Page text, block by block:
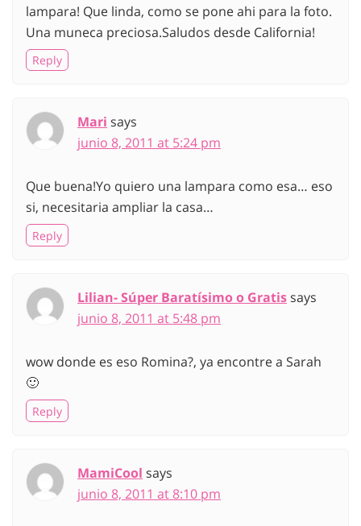
lampara! Que linda, como se pone ahi para la foto.
Una muneca preciosa.Saludos desde California!
Reply
Mari says
junio 8, 2011 at 5:24 pm
Que buena!Yo quiero una lampara como esa… eso
si, necesitaria ampliar la casa…
Reply
Lilian- Súper Baratísimo o Gratissays
junio 8, 2011 at 5:48 pm
wow donde es eso Romina?, ya encontre a Sarah
🙂
Reply
MamiCool says
junio 8, 2011 at 8:10 pm